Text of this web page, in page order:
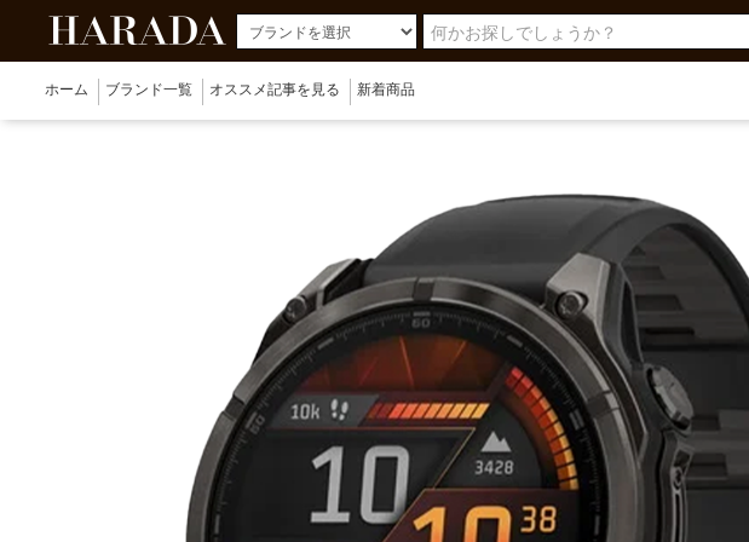
ホーム ブランド一覧 オススメ記事を見る 新着商品